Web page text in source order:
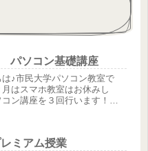
パソコン基礎講座
は♪市民大学パソコン教室で
はスマホ教室はお休みし
ン講座を３回行います！パ
４時までの６０分間、丁寧
ミアム授業